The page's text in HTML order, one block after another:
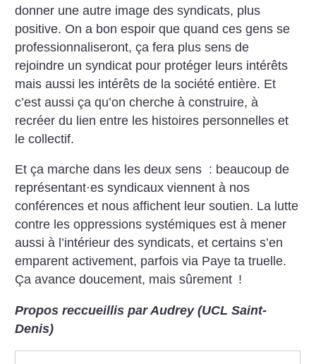
donner une autre image des syndicats, plus
positive. On a bon espoir que quand ces gens se
professionnaliseront, ça fera plus sens de
rejoindre un syndicat pour protéger leurs intérêts
mais aussi les intérêts de la société entière. Et
c’est aussi ça qu’on cherche à construire, à
recréer du lien entre les histoires personnelles et
le collectif.
Et ça marche dans les deux sens : beaucoup de
représentant·es syndicaux viennent à nos
conférences et nous affichent leur soutien. La lutte
contre les oppressions systémiques est à mener
aussi à l’intérieur des syndicats, et certains s’en
emparent activement, parfois via Paye ta truelle.
Ça avance doucement, mais sûrement !
Propos reccueillis par Audrey (UCL Saint-
Denis)